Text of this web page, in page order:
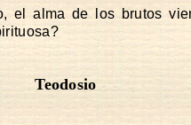
el alma de los brutos
Teodosio